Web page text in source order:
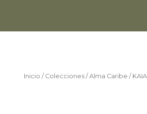
Inicio / Colecciones / Alma Caribe /